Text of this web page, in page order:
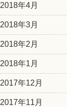
2018年4月
2018年3月
2018年2月
2018年1月
2017年12月
2017年11月